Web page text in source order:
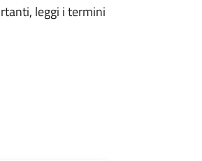
leggi i termini